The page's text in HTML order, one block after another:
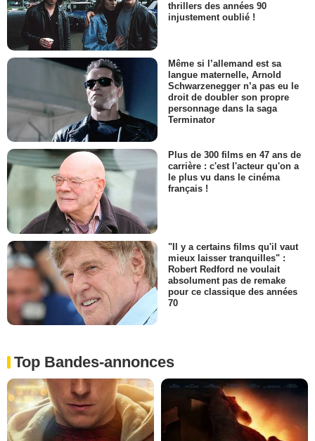
thrillers des années 90
injustement oublié !
Même si l’allemand est sa
langue maternelle, Arnold
Schwarzenegger n’a pas eu le
droit de doubler son propre
personnage dans la saga
Terminator
Plus de 300 films en 47 ans de
carrière : c'est l'acteur qu'on a
le plus vu dans le cinéma
français !
"Il y a certains films qu'il vaut
mieux laisser tranquilles" :
Robert Redford ne voulait
absolument pas de remake
pour ce classique des années
70
Top Bandes-annonces